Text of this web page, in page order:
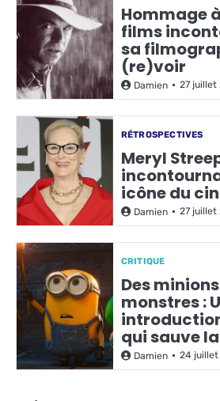
Hommage
films
sa
(re)voir
Damien 27 juillet
RÉTROSPECTIVES
Meryl
icône du
Damien 27 juillet
CRITIQUE
Des
monstres :
qui sauve
Damien 24 juillet